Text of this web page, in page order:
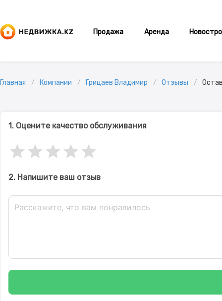
Продажа Аренда
Главная Компании Грицаев Владимир Отзывы
1. Оцените качество обслуживания
2. Напишите ваш отзыв